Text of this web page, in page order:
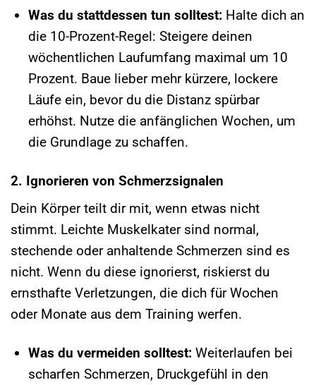
Was du stattdessen tun solltest:Halte dich an
die 10-Prozent-Regel: Steigere deinen
wöchentlichen Laufumfang maximal um 10
Prozent. Baue lieber mehr kürzere, lockere
Läufe ein, bevor du die Distanz spürbar
erhöhst. Nutze die anfänglichen Wochen, um
die Grundlage zu schaffen.
2. Ignorieren von Schmerzsignalen
Dein Körper teilt dir mit, wenn etwas nicht
stimmt. Leichte Muskelkater sind normal,
stechende oder anhaltende Schmerzen sind es
nicht. Wenn du diese ignorierst, riskierst du
ernsthafte Verletzungen, die dich für Wochen
oder Monate aus dem Training werfen.
Was du vermeiden solltest:Weiterlaufen bei
scharfen Schmerzen, Druckgefühl in den